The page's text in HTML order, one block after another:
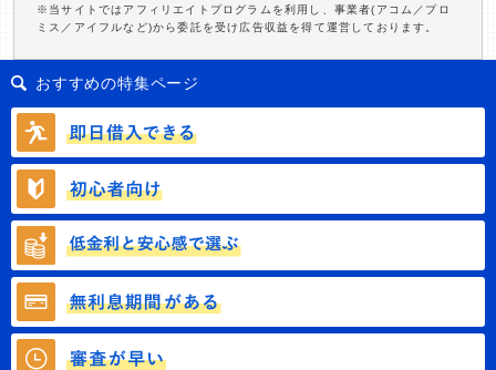
※当サイトではアフィリエイトプログラムを利用し、事業者(アコム／プロ
ミス／アイフルなど)から委託を受け広告収益を得て運営しております。
おすすめの特集ページ